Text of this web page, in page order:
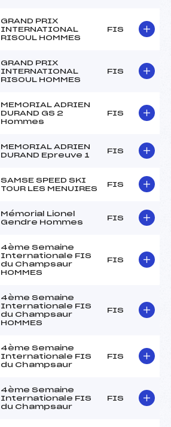
GRAND PRIX
INTERNATIONAL
RISOUL HOMMES
FIS
GRAND PRIX
INTERNATIONAL
RISOUL HOMMES
FIS
MEMORIAL ADRIEN
DURAND GS 2
Hommes
FIS
MEMORIAL ADRIEN
DURAND Epreuve 1
FIS
SAMSE SPEED SKI
TOUR LES MENUIRES
FIS
Mémorial Lionel
Gendre Hommes
FIS
4ème Semaine
Internationale FIS
du Champsaur
HOMMES
FIS
4ème Semaine
Internationale FIS
du Champsaur
HOMMES
FIS
4ème Semaine
Internationale FIS
du Champsaur
FIS
4ème Semaine
Internationale FIS
du Champsaur
FIS